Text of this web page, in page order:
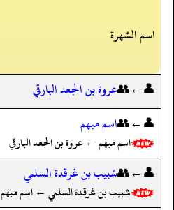
اسم الشهرة
👤←👥عروة بن الجعد البارقي
👤←👥اسم مبهم
اسم مبهم ← عروة بن الجعد البارقي
👤←👥شبيب بن غرقدة السلمي
شبيب بن غرقدة السلمي ← اسم مبهم